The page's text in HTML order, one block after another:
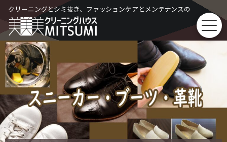
Skip
to
content
クリーニングとシミ抜き、ファッションケアとメンテナンスの